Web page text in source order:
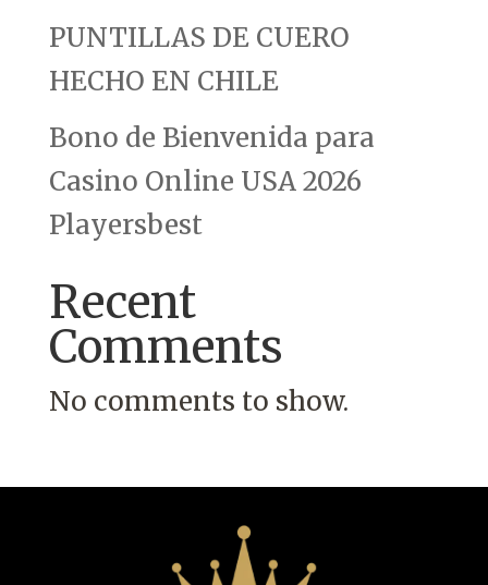
PUNTILLAS DE CUERO
HECHO EN CHILE
Bono de Bienvenida para
Casino Online USA 2026
Playersbest
Recent
Comments
No comments to show.